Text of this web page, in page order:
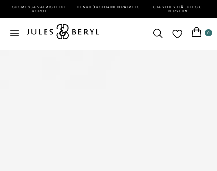
SUOMESSA VALMISTETUT
KORUT
HENKILÖ­KOHTAINEN PALVELU
OTA YHTEYTTÄ JULES &
BERYLIIN
0